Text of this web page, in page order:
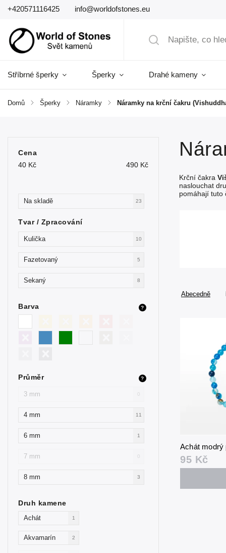
+420571116425 info@worldofstones.eu
Stříbrné šperky Šperky Drahé kameny
Domů / Šperky / Náramky / Náramky na krční čakru
Cena
40 Kč 490 Kč
Na skladě 23
Tvar / Zpracování
Kulička 10
Fazetovaný 5
Sekaný 8
Barva ?
Průměr ?
3 mm 0
4 mm 11
6 mm 1
7 mm 0
8 mm 3
Druh kamene
Achát 1
Akvamarín 2
Krční čakra
naslouchat
pomáhají tuto
Abecedně
Achát modrý
95 Kč